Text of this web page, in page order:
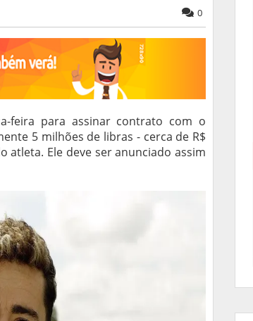
0
feira para assinar contrato com o
5 milhões de libras - cerca de R$
atleta. Ele deve ser anunciado assim